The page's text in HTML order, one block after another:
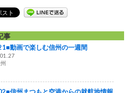
事
動画で楽しむ信州の一週間